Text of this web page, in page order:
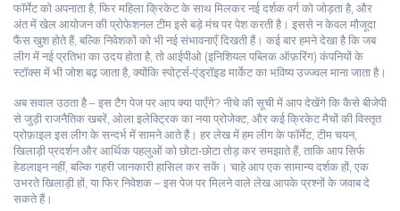
फॉर्मेट को अपनाता है, फिर महिला क्रिकेट के साथ मिलकर नई दर्शक वर्ग को जोड़ता है, और
अंत में खेल आयोजन की प्रोफेशनल टीम इसे बड़े मंच पर पेश करती है। इससे न केवल मौजूदा
फैंस खुश होते हैं, बल्कि निवेशकों को भी नई संभावनाएँ दिखती हैं। कई बार हमने देखा है कि जब
लीग में नई प्रतिभा का उदय होता है, तो आईपीओ (इनिशियल पब्लिक ऑफ़रिंग) कंपनियों के
स्टॉक्स में भी जोश बढ़ जाता है, क्योंकि स्पोर्ट्स‑एंड्रॉइड मार्केट का भविष्य उज्ज्वल माना जाता है।
अब सवाल उठता है – इस टैग पेज पर आप क्या पाएँगे? नीचे की सूची में आप देखेंगे कि कैसे बीजेपी
से जुड़ी राजनैतिक खबरें, ओला इलेक्ट्रिक का नया प्रोजेक्ट, और कई क्रिकेट मैचों की विस्तृत
प्रोफ़ाइल इस लीग के सन्दर्भ में सामने आते हैं। हर लेख में हम लीग के फॉर्मेट, टीम चयन,
खिलाड़ी प्रदर्शन और आर्थिक पहलुओं को छोटा‑छोटा तोड़ कर समझाते हैं, ताकि आप सिर्फ
हेडलाइन नहीं, बल्कि गहरी जानकारी हासिल कर सकें। चाहे आप एक सामान्य दर्शक हों, एक
उभरते खिलाड़ी हों, या फिर निवेशक – इस पेज पर मिलने वाले लेख आपके प्रश्नों के जवाब दे
सकते हैं।